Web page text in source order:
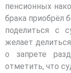
пенсионных
брака приобрёл
поделиться с
желает
о запрете
отметить, что